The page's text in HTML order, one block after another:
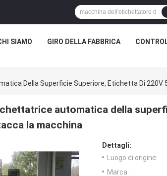
SIAMO GIRO DELLA FABBRICA
Della Superficie Superiore, Etichetta Di 220V
automatica della
la macchina
Dettagli:
Luogo di origine:
Marca: